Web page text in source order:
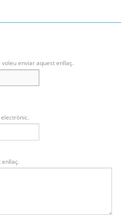
enviar aquest enllaç.